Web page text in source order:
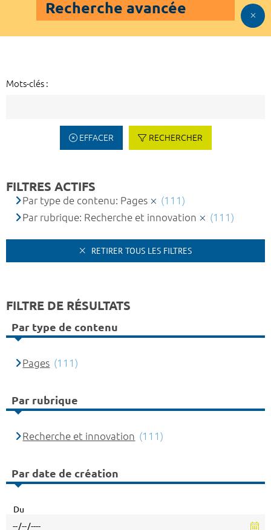
Recherche avancée
Mots-clés :
EFFACER RECHERCHER
FILTRES ACTIFS
Par type de contenu: Pages
(111)
Par rubrique: Recherche et innovation
(111)
RETIRER TOUS LES FILTRES
FILTRE DE RÉSULTATS
Par type de contenu
Pages (111)
Par rubrique
Recherche et innovation (111)
Par date de création
Du